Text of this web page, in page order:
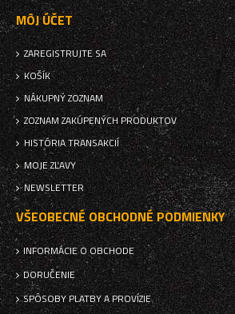
MÔJ ÚČET
ZAREGISTRUJTE SA
KOŠÍK
NÁKUPNÝ ZOZNAM
ZOZNAM ZAKÚPENÝCH PRODUKTOV
HISTÓRIA TRANSAKCIÍ
MOJE ZĽAVY
NEWSLETTER
VŠEOBECNÉ OBCHODNÉ PODMIENKY
INFORMÁCIE O OBCHODE
DORUČENIE
SPÔSOBY PLATBY A PROVÍZIE